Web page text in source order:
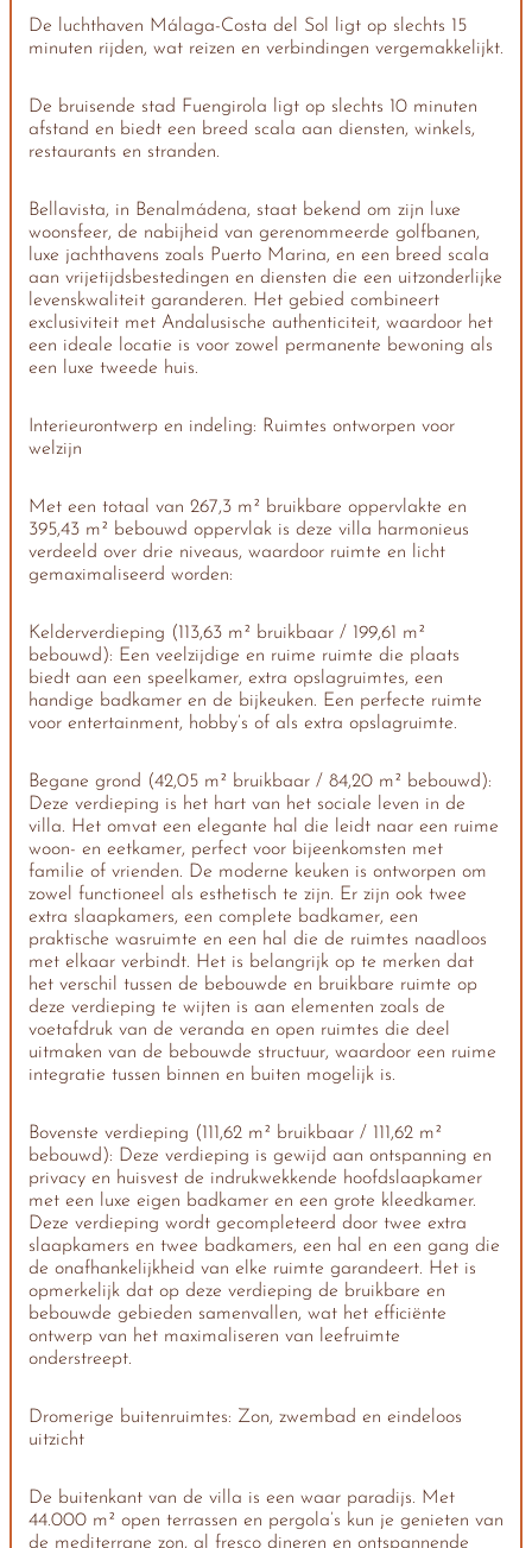
De luchthaven Málaga-Costa del Sol ligt op slechts 15
minuten rijden, wat reizen en verbindingen vergemakkelijkt.
De bruisende stad Fuengirola ligt op slechts 10 minuten
afstand en biedt een breed scala aan diensten, winkels,
restaurants en stranden.
Bellavista, in Benalmádena, staat bekend om zijn luxe
woonsfeer, de nabijheid van gerenommeerde golfbanen,
luxe jachthavens zoals Puerto Marina, en een breed scala
aan vrijetijdsbestedingen en diensten die een uitzonderlijke
levenskwaliteit garanderen. Het gebied combineert
exclusiviteit met Andalusische authenticiteit, waardoor het
een ideale locatie is voor zowel permanente bewoning als
een luxe tweede huis.
Interieurontwerp en indeling: Ruimtes ontworpen voor
welzijn
Met een totaal van 267,3 m² bruikbare oppervlakte en
395,43 m² bebouwd oppervlak is deze villa harmonieus
verdeeld over drie niveaus, waardoor ruimte en licht
gemaximaliseerd worden:
Kelderverdieping (113,63 m² bruikbaar / 199,61 m²
bebouwd): Een veelzijdige en ruime ruimte die plaats
biedt aan een speelkamer, extra opslagruimtes, een
handige badkamer en de bijkeuken. Een perfecte ruimte
voor entertainment, hobby’s of als extra opslagruimte.
Begane grond (42,05 m² bruikbaar / 84,20 m² bebouwd):
Deze verdieping is het hart van het sociale leven in de
villa. Het omvat een elegante hal die leidt naar een ruime
woon- en eetkamer, perfect voor bijeenkomsten met
familie of vrienden. De moderne keuken is ontworpen om
zowel functioneel als esthetisch te zijn. Er zijn ook twee
extra slaapkamers, een complete badkamer, een
praktische wasruimte en een hal die de ruimtes naadloos
met elkaar verbindt. Het is belangrijk op te merken dat
het verschil tussen de bebouwde en bruikbare ruimte op
deze verdieping te wijten is aan elementen zoals de
voetafdruk van de veranda en open ruimtes die deel
uitmaken van de bebouwde structuur, waardoor een ruime
integratie tussen binnen en buiten mogelijk is.
Bovenste verdieping (111,62 m² bruikbaar / 111,62 m²
bebouwd): Deze verdieping is gewijd aan ontspanning en
privacy en huisvest de indrukwekkende hoofdslaapkamer
met een luxe eigen badkamer en een grote kleedkamer.
Deze verdieping wordt gecompleteerd door twee extra
slaapkamers en twee badkamers, een hal en een gang die
de onafhankelijkheid van elke ruimte garandeert. Het is
opmerkelijk dat op deze verdieping de bruikbare en
bebouwde gebieden samenvallen, wat het efficiënte
ontwerp van het maximaliseren van leefruimte
onderstreept.
Dromerige buitenruimtes: Zon, zwembad en eindeloos
uitzicht
De buitenkant van de villa is een waar paradijs. Met
44.000 m² open terrassen en pergola’s kun je genieten van
de mediterrane zon, al fresco dineren en ontspannende